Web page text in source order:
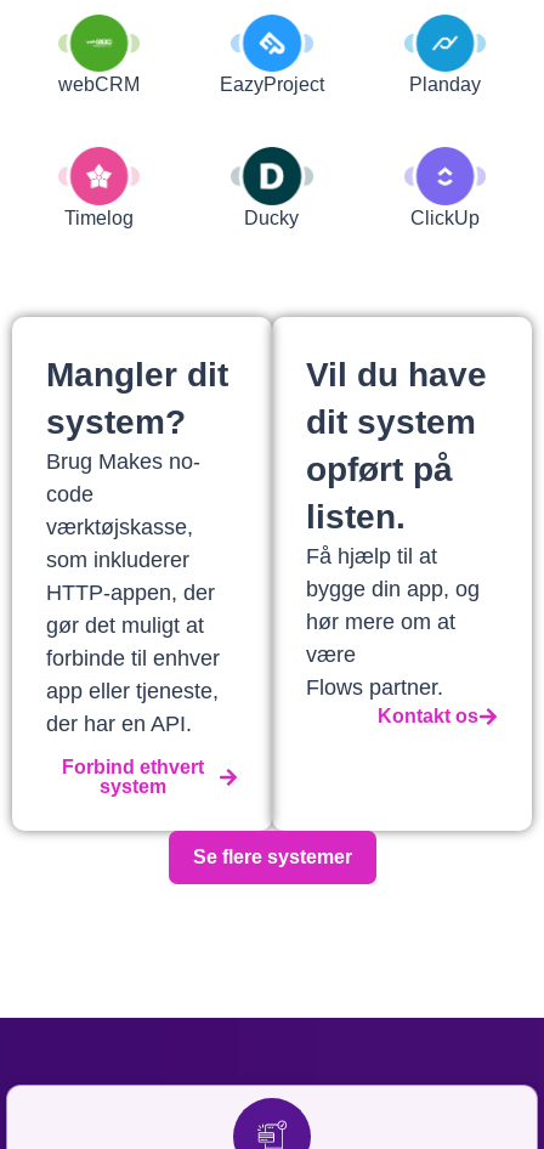
webCRM EazyProject Planday
Timelog Ducky ClickUp
Mangler dit
system?
Brug Makes no-
code
værktøjskasse,
som inkluderer
HTTP-appen, der
gør det muligt at
forbinde til enhver
app eller tjeneste,
der har en API.
Forbind ethvert
system
Vil du have
dit system
opført på
listen.
Få hjælp til at
bygge din app, og
hør mere om at
være
Flows partner.
Kontakt os
Se flere systemer